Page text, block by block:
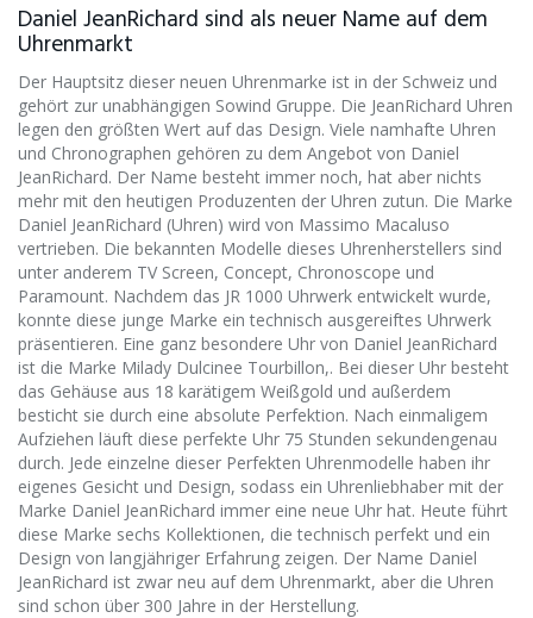
Daniel JeanRichard sind als neuer Name auf dem
Uhrenmarkt
Der Hauptsitz dieser neuen Uhrenmarke ist in der Schweiz und
gehört zur unabhängigen Sowind Gruppe. Die JeanRichard Uhren
legen den größten Wert auf das Design. Viele namhafte Uhren
und Chronographen gehören zu dem Angebot von Daniel
JeanRichard. Der Name besteht immer noch, hat aber nichts
mehr mit den heutigen Produzenten der Uhren zutun. Die Marke
Daniel JeanRichard (Uhren) wird von Massimo Macaluso
vertrieben. Die bekannten Modelle dieses Uhrenherstellers sind
unter anderem TV Screen, Concept, Chronoscope und
Paramount. Nachdem das JR 1000 Uhrwerk entwickelt wurde,
konnte diese junge Marke ein technisch ausgereiftes Uhrwerk
präsentieren. Eine ganz besondere Uhr von Daniel JeanRichard
ist die Marke Milady Dulcinee Tourbillon,. Bei dieser Uhr besteht
das Gehäuse aus 18 karätigem Weißgold und außerdem
besticht sie durch eine absolute Perfektion. Nach einmaligem
Aufziehen läuft diese perfekte Uhr 75 Stunden sekundengenau
durch. Jede einzelne dieser Perfekten Uhrenmodelle haben ihr
eigenes Gesicht und Design, sodass ein Uhrenliebhaber mit der
Marke Daniel JeanRichard immer eine neue Uhr hat. Heute führt
diese Marke sechs Kollektionen, die technisch perfekt und ein
Design von langjähriger Erfahrung zeigen. Der Name Daniel
JeanRichard ist zwar neu auf dem Uhrenmarkt, aber die Uhren
sind schon über 300 Jahre in der Herstellung.